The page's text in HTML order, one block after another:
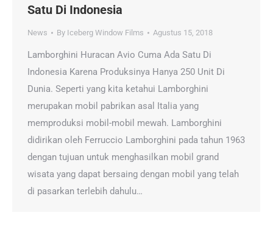
Satu Di Indonesia
News By Iceberg Window Films Agustus 15, 2018
Lamborghini Huracan Avio Cuma Ada Satu Di
Indonesia Karena Produksinya Hanya 250 Unit Di
Dunia. Seperti yang kita ketahui Lamborghini
merupakan mobil pabrikan asal Italia yang
memproduksi mobil-mobil mewah. Lamborghini
didirikan oleh Ferruccio Lamborghini pada tahun 1963
dengan tujuan untuk menghasilkan mobil grand
wisata yang dapat bersaing dengan mobil yang telah
di pasarkan terlebih dahulu…